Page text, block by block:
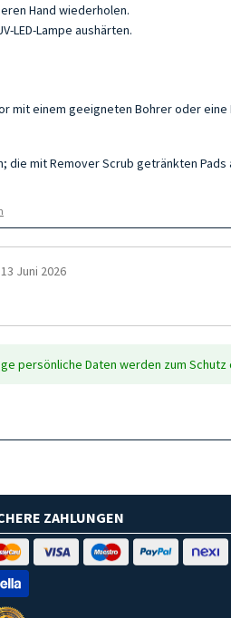
Hand wiederholen.
LED-Lampe aushärten.
mit einem geeigneten Bohrer oder eine
die mit Remover Scrub getränkten
Juni 2026
persönliche Daten werden zum
ZAHLUNGEN